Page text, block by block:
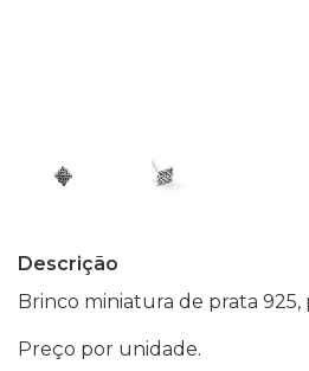
Descrição
Brinco miniatura de prata 925,
Preço por unidade.